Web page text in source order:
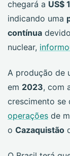
chegará a US$
indicando uma
contínua
nuclear,
A produção de
em 2023, com
crescimento se
operações de
o Cazaquistão